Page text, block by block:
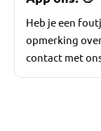
Heb je een
opmerking
contact met